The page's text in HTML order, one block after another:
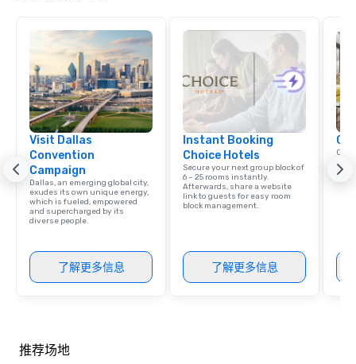
Visit Dallas
Convention
Campaign
Dallas, an emerging global city,
exudes its own unique energy,
which is fueled, empowered
and supercharged by its
diverse people.
了解更多信息
Instant Booking
Choice Hotels
Secure your next group block of
6 – 25 rooms instantly.
Afterwards, share a website
link to guests for easy room
block management.
了解更多信息
推荐场地